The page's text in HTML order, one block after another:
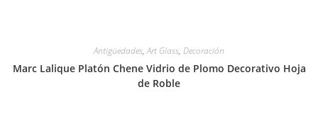
Antigüedades,Art Glass, Decoración
Marc Lalique Platón Chene Vidrio de Plomo Decorativo Hoja
de Roble